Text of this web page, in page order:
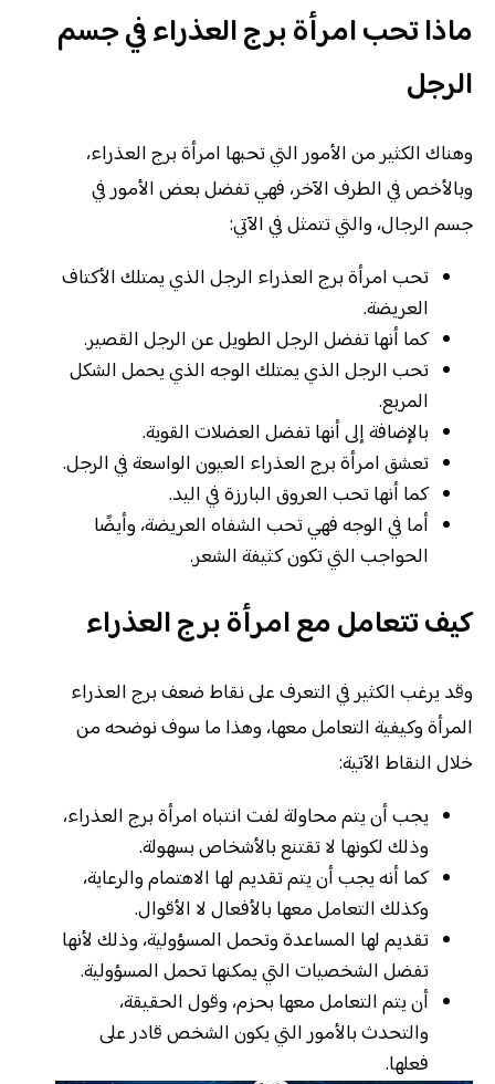
ماذا تحب امرأة برج العذراء في جسم
الرجل
وهناك الكثير من الأمور التي تحبها امرأة برج العذراء،
وبالأخص في الطرف الآخر، فهي تفضل بعض الأمور في
جسم الرجال، والتي تتمثل في الآتي:
تحب امرأة برج العذراء الرجل الذي يمتلك الأكتاف
العريضة.
كما أنها تفضل الرجل الطويل عن الرجل القصير.
تحب الرجل الذي يمتلك الوجه الذي يحمل الشكل
المربع.
بالإضافة إلى أنها تفضل العضلات القوية.
تعشق امرأة برج العذراء العيون الواسعة في الرجل.
كما أنها تحب العروق البارزة في اليد.
أما في الوجه فهي تحب الشفاه العريضة، وأيضًا
الحواجب التي تكون كثيفة الشعر.
كيف تتعامل مع امرأة برج العذراء
وقد يرغب الكثير في التعرف على نقاط ضعف برج العذراء
المرأة وكيفية التعامل معها، وهذا ما سوف نوضحه من
خلال النقاط الآتية:
يجب أن يتم محاولة لفت انتباه امرأة برج العذراء،
وذلك لكونها لا تقتنع بالأشخاص بسهولة.
كما أنه يجب أن يتم تقديم لها الاهتمام والرعاية،
وكذلك التعامل معها بالأفعال لا الأقوال.
تقديم لها المساعدة وتحمل المسؤولية، وذلك لأنها
تفضل الشخصيات التي يمكنها تحمل المسؤولية.
أن يتم التعامل معها بحزم، وقول الحقيقة،
والتحدث بالأمور التي يكون الشخص قادر على
فعلها.